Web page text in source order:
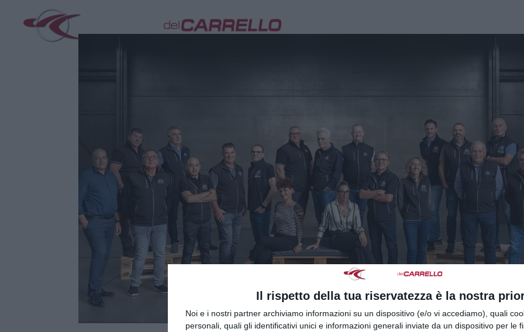
Il rispetto della tua riservatezza è la nostra
Noi e i nostri partner archiviamo informazioni su un dispositivo (e/o vi accediamo), quali
personali, quali gli identificativi unici e informazioni generali inviate da un dispositivo per le